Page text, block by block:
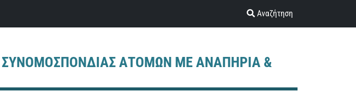
Αναζήτηση
ΣΥΝΟΜΟΣΠΟΝΔΙΑΣ ΑΤΟΜΩΝ ΜΕ ΑΝΑΠΗΡΙΑ &